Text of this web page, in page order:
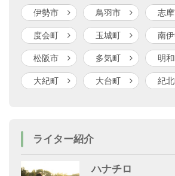
伊勢市 鳥羽市 志
度会町 玉城町 南
松阪市 多気町 明
大紀町 大台町 紀
ライター紹介
ハナチロ